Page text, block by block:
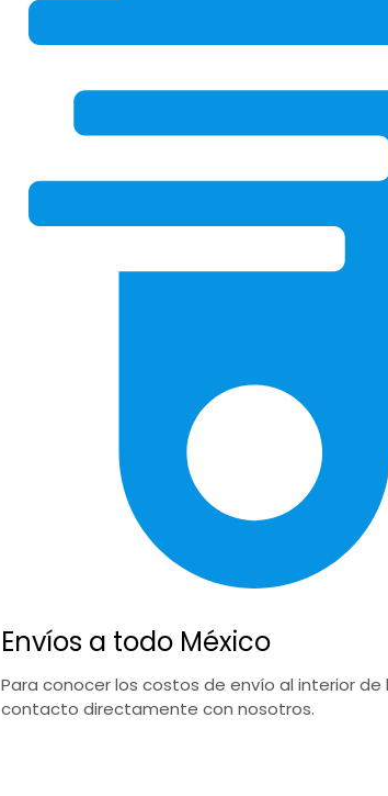
Envíos a todo México
Para conocer los costos de envío al interior
contacto directamente con nosotros.